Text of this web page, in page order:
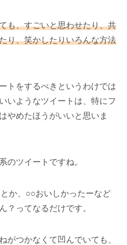
も、すごいと思わせたり、共
り、笑かしたりいろんな方法
トをするべきというわけでは
いようなツイートは、特にフ
やめたほうがいいと思いま
のツイートですね。
か、○○おいしかったーなど
？ってなるだけです。
がつかなくて凹んでいても、